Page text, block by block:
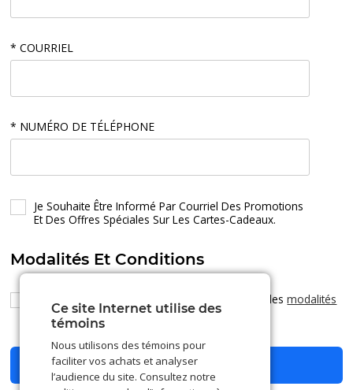
* COURRIEL
* NUMÉRO DE TÉLÉPHONE
Je Souhaite Être Informé Par Courriel Des Promotions
Et Des Offres Spéciales Sur Les Cartes-Cadeaux.
Modalités Et Conditions
* J’ai lu, je comprends et j’accepte d’être lié par lesmodalités
et conditions d’utilisation.
Inscrire une entreprise
Ce site Internet utilise des
témoins
Nous utilisons des témoins pour
faciliter vos achats et analyser
l’audience du site. Consultez notre